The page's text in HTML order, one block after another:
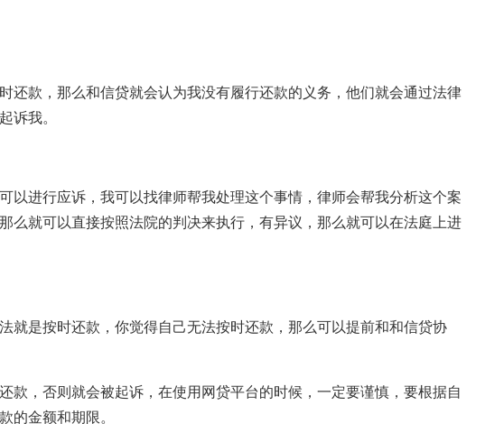
还款，那么和信贷就会认为我没有履行还款的义务，他们就会通过法律
诉我。
以进行应诉，我可以找律师帮我处理这个事情，律师会帮我分析这个案
么就可以直接按照法院的判决来执行，有异议，那么就可以在法庭上进
就是按时还款，你觉得自己无法按时还款，那么可以提前和和信贷协
款，否则就会被起诉，在使用网贷平台的时候，一定要谨慎，要根据自
的金额和期限。